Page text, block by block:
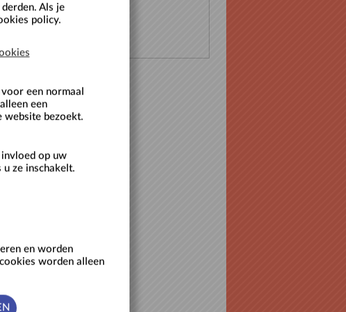
Als je
policy.
een normaal
een
website bezoekt.
op uw
ze inschakelt.
en worden
worden alleen